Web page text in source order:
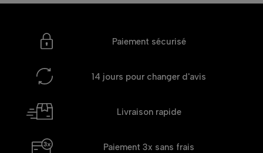
Paiement sécurisé
14 jours pour changer d'avis
Livraison rapide
Paiement 3x sans frais